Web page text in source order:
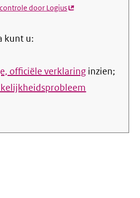
door Logius(externe
kunt u:
officiële verklaring inzien;